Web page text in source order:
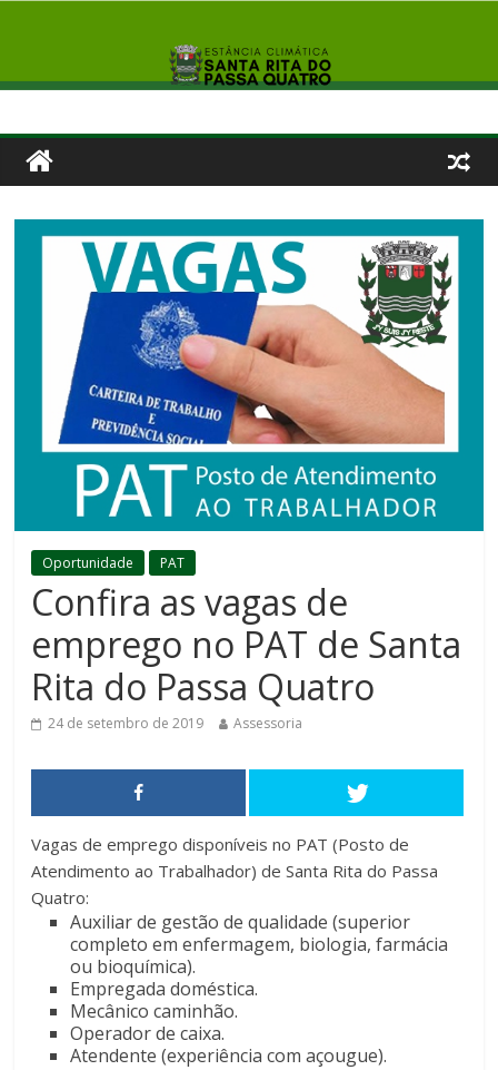
Oportunidade PAT
Confira as vagas de
emprego no PAT de Santa
Rita do Passa Quatro
24 de setembro de 2019 Assessoria
Vagas de emprego disponíveis no PAT (Posto de
Atendimento ao Trabalhador) de Santa Rita do Passa
Quatro:
Auxiliar de gestão de qualidade (superior
completo em enfermagem, biologia, farmácia
ou bioquímica).
Empregada doméstica.
Mecânico caminhão.
Operador de caixa.
Atendente (experiência com açougue).